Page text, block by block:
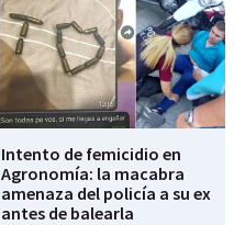
Intento de femicidio en
Agronomía: la macabra
amenaza del policía a su ex
antes de balearla